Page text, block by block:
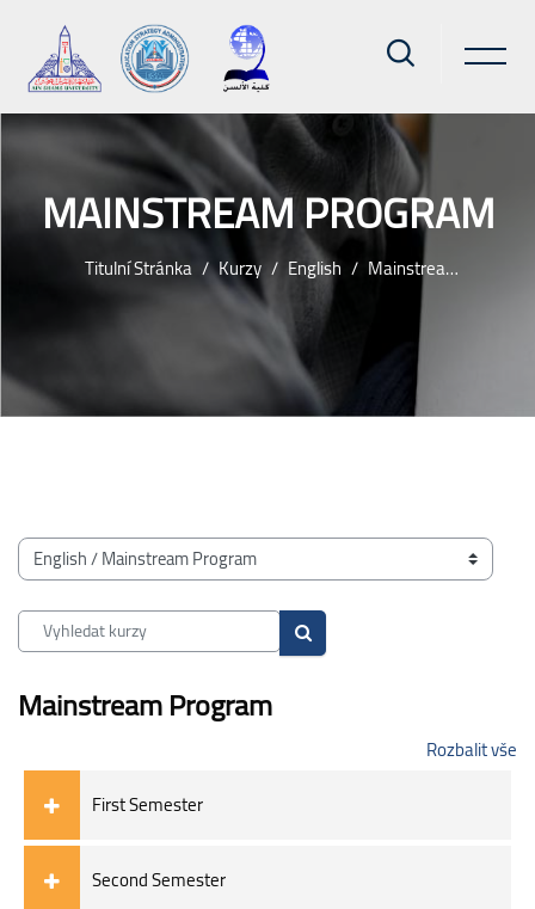
MAINSTREAM PROGRAM
Titulní Stránka Kurzy English Mainstream Program
Bloky
Kategorie kurzů
Vyhledat kurzy
Vyhledat kurzy
Mainstream Program
Rozbalit vše
First Semester
Second Semester